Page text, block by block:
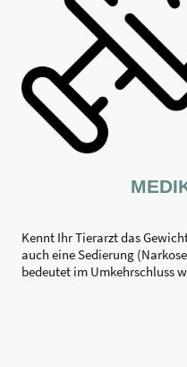
Kennt Ihr Tierarzt das
auch eine Sedierung
bedeutet im Umkehrschluss